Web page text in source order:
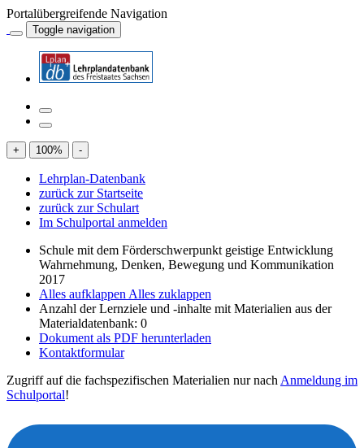
Portalübergreifende Navigation
Toggle navigation
+ 100% -
Lehrplan-Datenbank
zurück zur Startseite
zurück zur Schulart
Im Schulportal anmelden
Schule mit dem Förderschwerpunkt geistige Entwicklung
Wahrnehmung, Denken, Bewegung und Kommunikation
2017
Alles aufklappen Alles zuklappen
Anzahl der Lernziele und -inhalte mit Materialien aus der
Materialdatenbank: 0
Dokument als PDF herunterladen
Kontaktformular
Zugriff auf die fachspezifischen Materialien nur nach Anmeldung im
Schulportal!